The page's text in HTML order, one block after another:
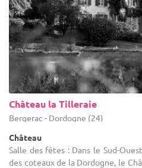
Château la Tilleraie
Bergerac - Dordogne (24)
Château
Salle des fêtes : Dans le Sud-
des coteaux de la Dordogne, le